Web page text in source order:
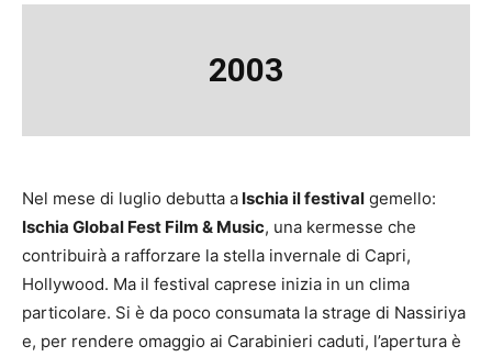
2003
Nel mese di luglio debutta a Ischia il festival gemello:
Ischia Global Fest Film & Music, una kermesse che
contribuirà a rafforzare la stella invernale di Capri,
Hollywood. Ma il festival caprese inizia in un clima
particolare. Si è da poco consumata la strage di Nassiriya
e, per rendere omaggio ai Carabinieri caduti, l’apertura è